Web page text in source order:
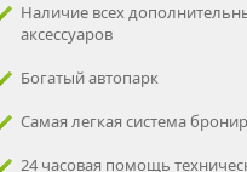
Наличие всех
аксессуаров
Богатый автопарк
Самая легкая система
24 часовая помощь